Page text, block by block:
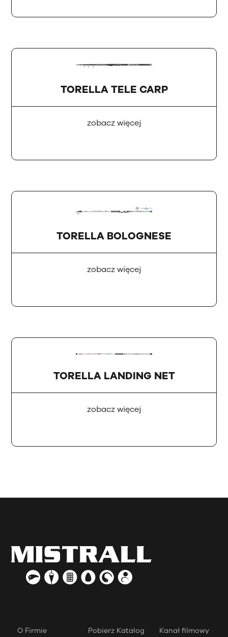
TORELLA TELE CARP
zobacz więcej
TORELLA BOLOGNESE
zobacz więcej
TORELLA LANDING NET
zobacz więcej
O Firmie Pobierz Katalog Kanał filmowy